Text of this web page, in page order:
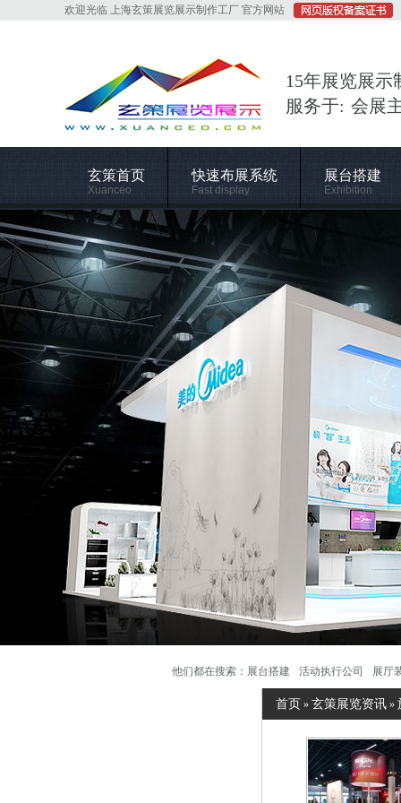
欢迎光临 上海玄策展览展示制作工厂 官方网站
15年展览展示
服务于: 会展
玄策首页
Xuanceo
快速布展系统
Fast display
展台搭建
Exhibition
他们都在搜索： 展台搭建 活动执行公司 展厅
首页 » 玄策展览资讯 »